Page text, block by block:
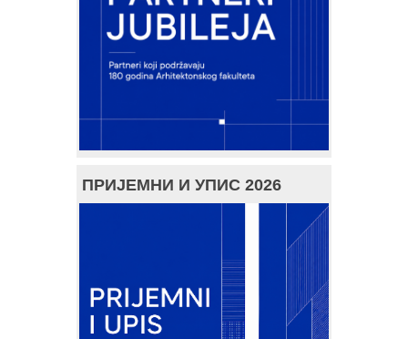
ПРИЈЕМНИ И УПИС 2026